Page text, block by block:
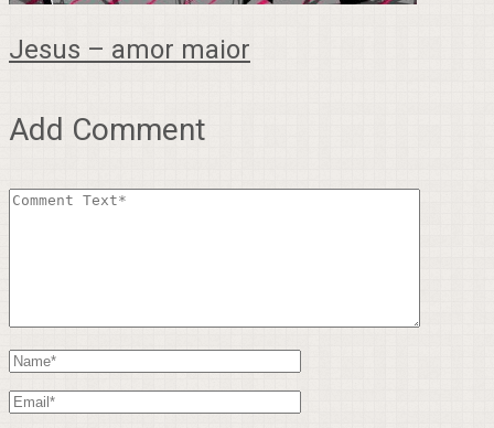
Jesus – amor maior
Add Comment